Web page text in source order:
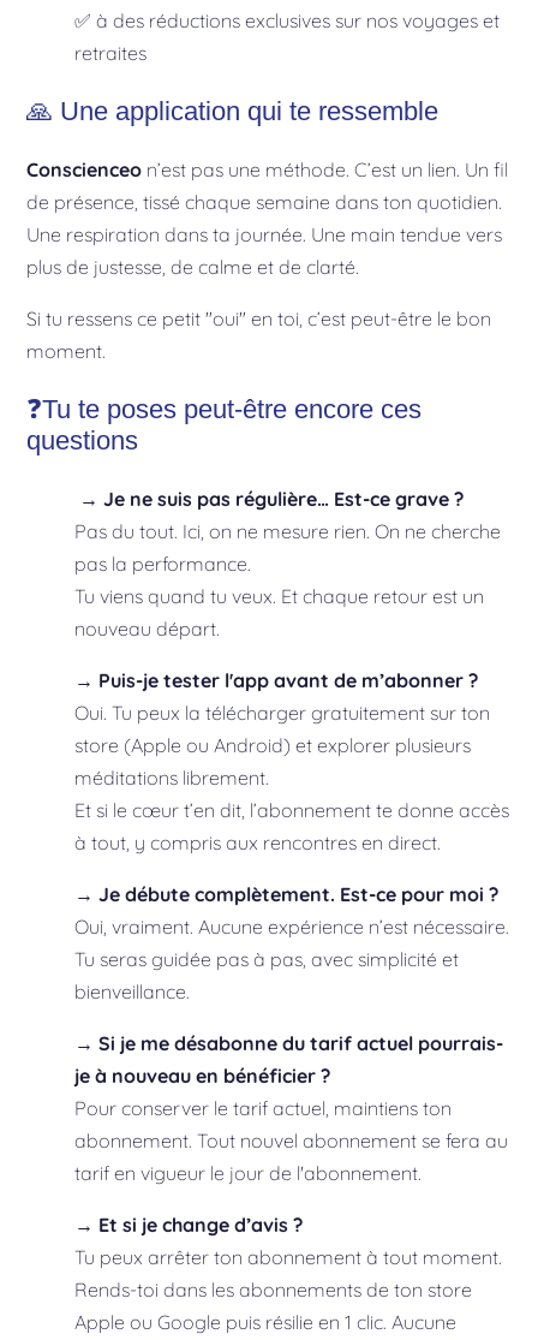
✅ à des réductions exclusives sur nos voyages et
retraites
🙏 Une application qui te ressemble
Conscienceo n’est pas une méthode. C’est un lien. Un fil
de présence, tissé chaque semaine dans ton quotidien.
Une respiration dans ta journée. Une main tendue vers
plus de justesse, de calme et de clarté.
Si tu ressens ce petit "oui" en toi, c’est peut-être le bon
moment.
❓Tu te poses peut-être encore ces
questions
→ Je ne suis pas régulière… Est-ce grave ?
Pas du tout. Ici, on ne mesure rien. On ne cherche
pas la performance.
Tu viens quand tu veux. Et chaque retour est un
nouveau départ.
→ Puis-je tester l'app avant de m’abonner ?
Oui. Tu peux la télécharger gratuitement sur ton
store (Apple ou Android) et explorer plusieurs
méditations librement.
Et si le cœur t’en dit, l’abonnement te donne accès
à tout, y compris aux rencontres en direct.
→ Je débute complètement. Est-ce pour moi ?
Oui, vraiment. Aucune expérience n’est nécessaire.
Tu seras guidée pas à pas, avec simplicité et
bienveillance.
→ Si je me désabonne du tarif actuel pourrais-
je à nouveau en bénéficier ?
Pour conserver le tarif actuel, maintiens ton
abonnement. Tout nouvel abonnement se fera au
tarif en vigueur le jour de l'abonnement.
→ Et si je change d’avis ?
Tu peux arrêter ton abonnement à tout moment.
Rends-toi dans les abonnements de ton store
Apple ou Google puis résilie en 1 clic. Aucune